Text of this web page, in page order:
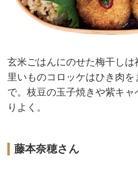
玄米ごはんにのせた梅干しは
里いものコロッケはひき肉を
で。枝豆の玉子焼きや紫キ
りよく。
藤本奈穂さん